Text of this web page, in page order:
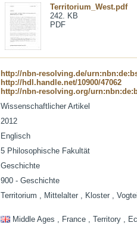
Territorium_West.pdf
242. KB
PDF
http://nbn-resolving.de/
http://hdl.handle.net/10900/47062
http://nbn-resolving.org/
Wissenschaftlicher Artikel
2012
Englisch
5 Philosophische Fakultät
Geschichte
900 - Geschichte
Territorium , Mittelalter , Kloster ,
Middle Ages , France , Territory ,